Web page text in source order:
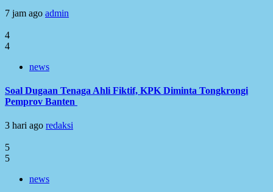
7 jam ago admin
4
4
news
Soal Dugaan Tenaga Ahli Fiktif, KPK Diminta Tongkrongi
Pemprov Banten
3 hari ago redaksi
5
5
news